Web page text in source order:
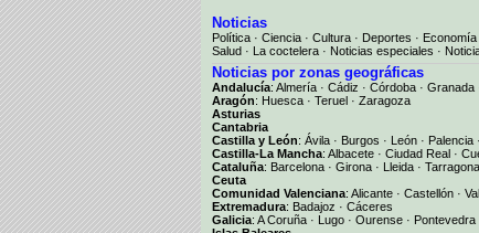
Noticias
Política · Ciencia · Cultura · Deportes · Economía
Salud · La coctelera · Noticias especiales ·
Noticias por zonas geográficas
Andalucía: Almería · Cádiz · Córdoba · Granada
Aragón: Huesca · Teruel · Zaragoza
Asturias
Cantabria
Castilla y León: Ávila · Burgos · León · Palencia ·
Castilla-La Mancha: Albacete · Ciudad Real ·
Cataluña: Barcelona · Girona · Lleida · Tarragona
Ceuta
Comunidad Valenciana: Alicante · Castellón ·
Extremadura: Badajoz · Cáceres
Galicia: A Coruña · Lugo · Ourense · Pontevedra